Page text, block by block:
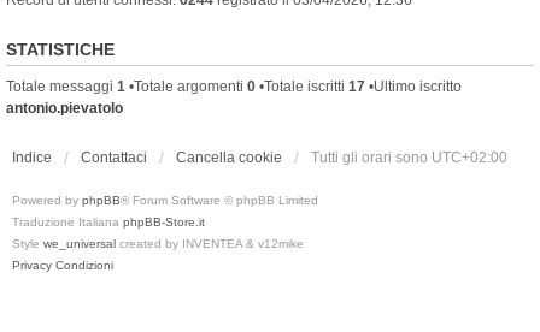
STATISTICHE
Totale messaggi 1 •Totale argomenti 0 •Totale iscritti 17 •Ultimo iscritto
antonio.pievatolo
Indice Contattaci Cancella cookie Tutti gli orari sono UTC+02:00
Powered by phpBB® Forum Software © phpBB Limited
Traduzione Italiana phpBB-Store.it
Style we_universal created by INVENTEA & v12mike
Privacy Condizioni